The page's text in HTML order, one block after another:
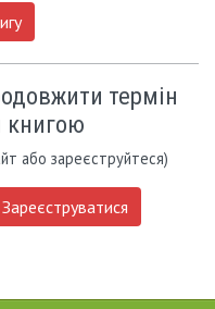
термін
книгою
або зареєструйтеся)
Зареєструватися